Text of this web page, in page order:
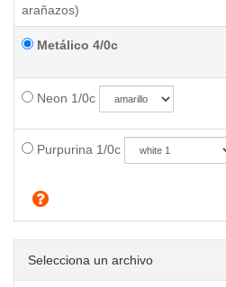
arañazos)
Metálico 4/0c
Neon 1/0c
Purpurina 1/0c
Selecciona un archivo